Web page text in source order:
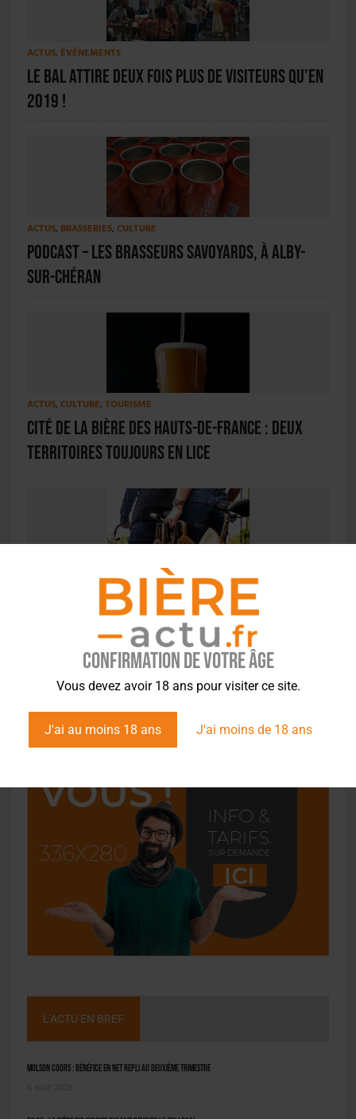
Confirmation de votre âge
Vous devez avoir 18 ans pour visiter ce site.
J'ai au moins 18 ans J'ai moins de 18 ans
ACTUS, ÉVÉNEMENTS
Le BAL attire deux fois plus de visiteurs qu’en
2019 !
ACTUS, BRASSERIES, CULTURE
PODCAST – Les Brasseurs Savoyards, à Alby-
sur-Chéran
ACTUS, CULTURE, TOURISME
Cité de la Bière des Hauts-de-France : deux
territoires toujours en lice
ÉVÉNEMENTS
Tandem fait son tour : la brasserie nordiste
sur la route du Tour 2025
L'ACTU EN BREF
Molson Coors : bénéfice en net repli au deuxième trimestre